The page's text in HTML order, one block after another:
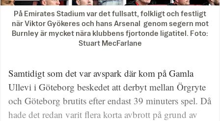
På Emirates Stadium var det fullsatt, folkligt och festligt
när Viktor Gyökeres och hans Arsenal genom segern mot
Burnley är mycket nära klubbens fjortonde ligatitel. Foto:
Stuart MecFarlane
Samtidigt som det var avspark där kom på Gamla
Ullevi i Göteborg beskedet att derbyt mellan Örgryte
och Göteborg brutits efter endast 39 minuters spel. Då
hade det redan varit flera korta avbrott på grund av